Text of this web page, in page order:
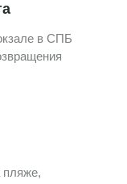
в СПБ
пляже,